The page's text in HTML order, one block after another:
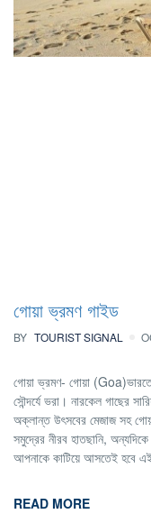
গোয়া ভ্রমণ গাইড
BY TOURIST SIGNAL
গোয়া ভ্রমণ- গোয়া
সৌন্দর্যে ভরা। নারকেল গাছের
অক্লান্ত উৎসবের মেজাজ সহ
সমুদ্রের নীরব হাতছানি,
আপনাকে কাটিয়ে আসতেই হবে
READ MORE